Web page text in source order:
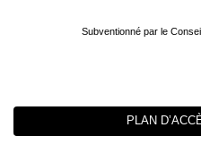
Subventionné par le
PLAN